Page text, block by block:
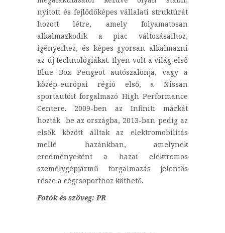
nyitott és fejlődőképes vállalati struktúrát
hozott létre, amely folyamatosan
alkalmazkodik a piac változásaihoz,
igényeihez, és képes gyorsan alkalmazni
az új technológiákat. Ilyen volt a világ első
Blue Box Peugeot autószalonja, vagy a
közép-európai régió első, a Nissan
sportautóit forgalmazó High Performance
Centere. 2009-ben az Infiniti márkát
hozták be az országba, 2013-ban pedig az
elsők között álltak az elektromobilitás
mellé hazánkban, amelynek
eredményeként a hazai elektromos
személygépjármű forgalmazás jelentős
része a cégcsoporthoz köthető.
Fotók és szöveg: PR